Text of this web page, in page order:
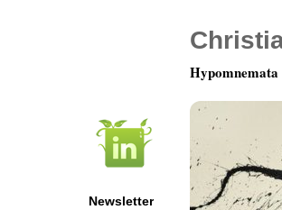
Newsletter